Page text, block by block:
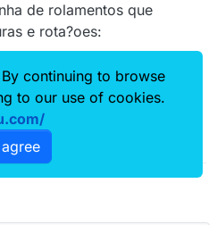
de rolamentos que
e rota?oes:
continuing to browse
to our use of cookies.